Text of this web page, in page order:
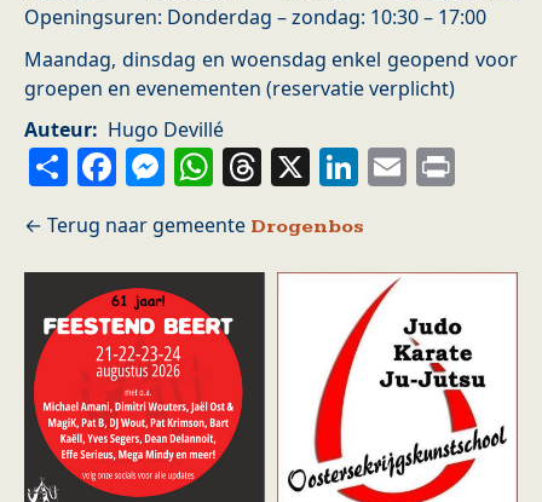
Openingsuren: Donderdag – zondag: 10:30 – 17:00
Maandag, dinsdag en woensdag enkel geopend voor
groepen en evenementen (reservatie verplicht)
Auteur
Hugo Devillé
ShareFacebook
Messenger
WhatsApp
Threads
X LinkedIn
Email
Drogenbos